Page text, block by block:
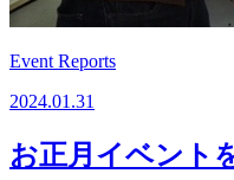
Event Reports
2024.01.31
お正月イベント